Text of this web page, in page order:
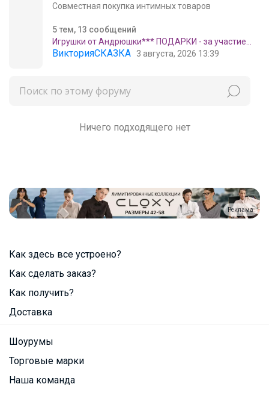
Совместная покупка интимных товаров
5 тем, 13 сообщений
Игрушки от Андрюшки*** ПОДАРКИ - за участие
!!!***Дополнительно разыгрывается игрушка среди
ВикторияСКАЗКА 3 августа, 2026 13:39
Ничего подходящего нет
Реклама
Как здесь все устроено?
Как сделать заказ?
Как получить?
Доставка
Шоурумы
Торговые марки
Наша команда